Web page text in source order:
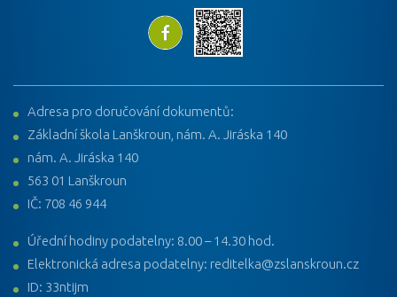
Adresa pro doručování dokumentů:
Základní škola Lanškroun, nám. A. Jiráska 140
nám. A. Jiráska 140
563 01 Lanškroun
IČ: 708 46 944
Úřední hodiny podatelny: 8.00 – 14.30 hod.
Elektronická adresa podatelny: reditelka@zslanskroun.cz
ID: 33ntijm